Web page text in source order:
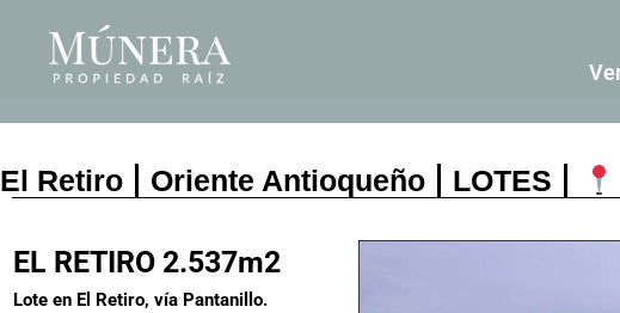
El Retiro Oriente Antioqueño LOTES
EL RETIRO 2.537m2
Lote en El Retiro, vía Pantanillo.